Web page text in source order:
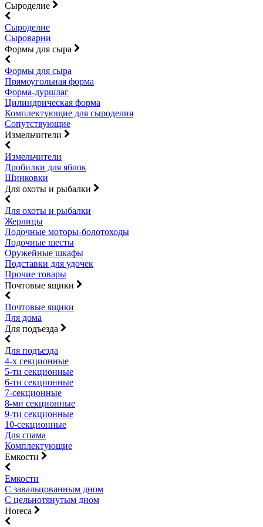
Сыроделие
Сыроделие
Сыроварни
Формы для сыра
Формы для сыра
Прямоугольная форма
Форма-дуршлаг
Цилиндрическая форма
Комплектующие для сыроделия
Сопутствующие
Измельчители
Измельчители
Дробилки для яблок
Шинковки
Для охоты и рыбалки
Для охоты и рыбалки
Жерлицы
Лодочные моторы-болотоходы
Лодочные шесты
Оружейные шкафы
Подставки для удочек
Прочие товары
Почтовые ящики
Почтовые ящики
Для дома
Для подъезда
Для подъезда
4-х секционные
5-ти секционные
6-ти секционные
7-секционные
8-ми секционные
9-ти секционные
10-секционные
Для спама
Комплектующие
Емкости
Емкости
С завальцованным дном
С цельнотянутым дном
Horeca